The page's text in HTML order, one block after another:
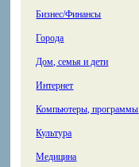
Бизнес/Финансы
Города
Дом, семья и дети
Интернет
Компьютеры, программы
Культура
Медицина